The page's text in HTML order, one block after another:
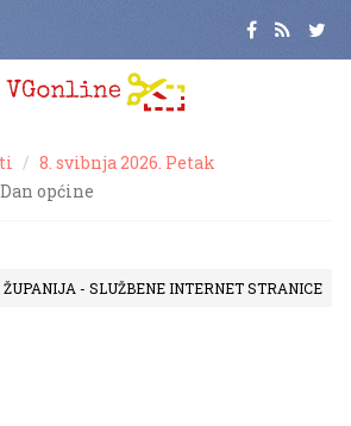
8. svibnja 2026. Petak
općine
- SLUŽBENE INTERNET STRANICE